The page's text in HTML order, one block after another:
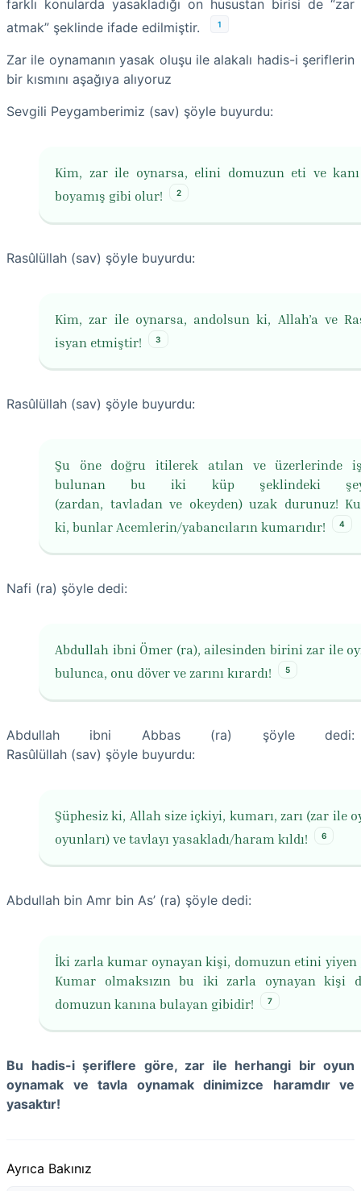
farklı konularda yasakladığı on husustan birisi de “zar
atmak” şeklinde ifade edilmiştir.
1
Zar ile oynamanın yasak oluşu ile alakalı hadis-i şeriflerin
bir kısmını aşağıya alıyoruz
Sevgili Peygamberimiz (sav) şöyle buyurdu:
Kim, zar ile oynarsa, elini domuzun eti ve
boyamış gibi olur!
2
Rasûlüllah (sav) şöyle buyurdu:
Kim, zar ile oynarsa, andolsun ki, Allah’a ve
isyan etmiştir!
3
Rasûlüllah (sav) şöyle buyurdu:
Şu öne doğru itilerek atılan ve üzerlerinde
bulunan bu iki küp şeklindeki
(zardan, tavladan ve okeyden) uzak durunuz!
ki, bunlar Acemlerin/yabancıların kumarıdır!
4
Nafi (ra) şöyle dedi:
Abdullah ibni Ömer (ra), ailesinden birini zar ile
bulunca, onu döver ve zarını kırardı!
5
Abdullah ibni Abbas (ra) şöyle dedi:
Rasûlüllah (sav) şöyle buyurdu:
Şüphesiz ki, Allah size içkiyi, kumarı, zarı (zar ile
oyunları) ve tavlayı yasakladı/haram kıldı!
6
Abdullah bin Amr bin As’ (ra) şöyle dedi:
İki zarla kumar oynayan kişi, domuzun etini
Kumar olmaksızın bu iki zarla oynayan kişi
domuzun kanına bulayan gibidir!
7
Bu hadis-i şeriflere göre, zar ile herhangi bir oyun
oynamak ve tavla oynamak dinimizce haramdır ve
yasaktır!
Ayrıca Bakınız